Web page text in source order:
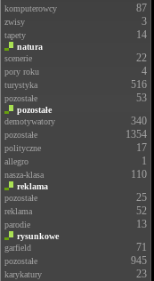
komputerowcy 87
zwisy 3
tapety 14
natura
scenerie
22
pory roku 4
turystyka 516
pozostałe 53
pozostałe
demotywatory
340
pozostałe 1354
polityczne 17
allegro 1
nasza-klasa 110
reklama
pozostałe
25
reklama 52
parodie 13
rysunkowe
garfield
71
pozostałe 945
karykatury 23